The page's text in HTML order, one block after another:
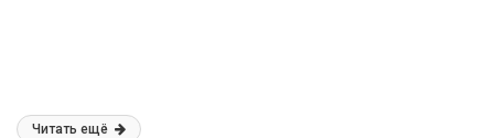
Читать ещё